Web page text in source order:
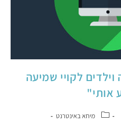
לקויי שמיעה
אותי"
מיחא באינטרנט